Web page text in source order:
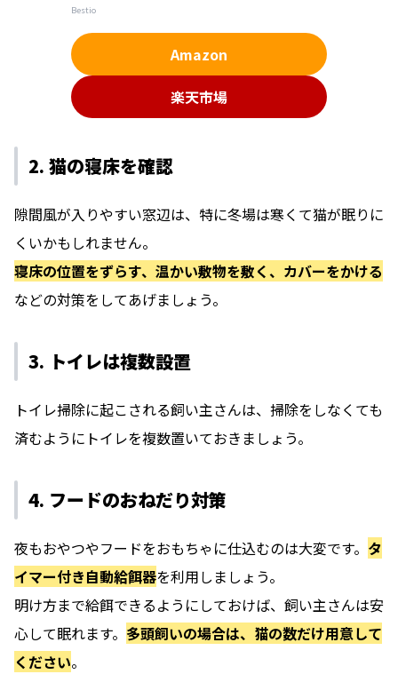
Bestio
Amazon
楽天市場
2. 猫の寝床を確認
隙間風が入りやすい窓辺は、特に冬場は寒くて猫が眠りに
くいかもしれません。
寝床の位置をずらす、温かい敷物を敷く、カバーをかける
などの対策をしてあげましょう。
3. トイレは複数設置
トイレ掃除に起こされる飼い主さんは、掃除をしなくても
済むようにトイレを複数置いておきましょう。
4. フードのおねだり対策
夜もおやつやフードをおもちゃに仕込むのは大変です。 タ
イマー付き自動給餌器を利用しましょう。
明け方まで給餌できるようにしておけば、飼い主さんは安
心して眠れます。 多頭飼いの場合は、猫の数だけ用意して
ください。